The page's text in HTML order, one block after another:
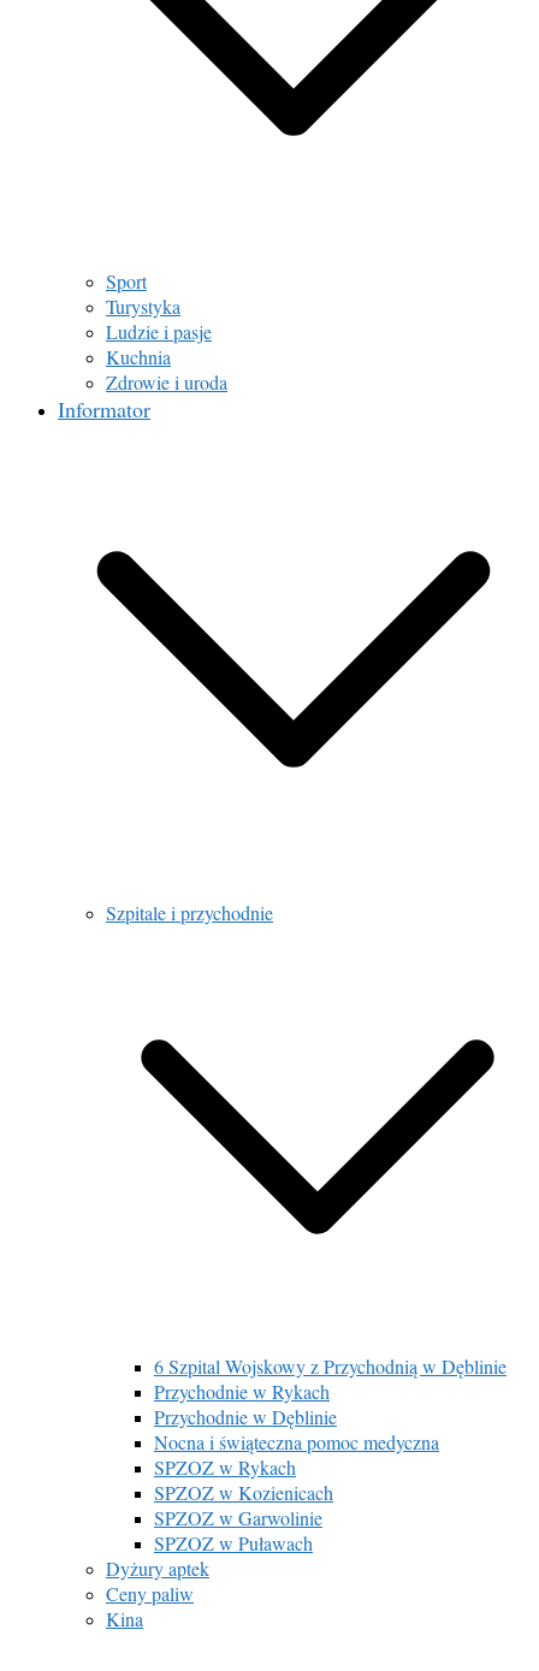
Sport
Turystyka
Ludzie i pasje
Kuchnia
Zdrowie i uroda
Informator
Szpitale i przychodnie
6 Szpital Wojskowy z Przychodnią w Dęblinie
Przychodnie w Rykach
Przychodnie w Dęblinie
Nocna i świąteczna pomoc medyczna
SPZOZ w Rykach
SPZOZ w Kozienicach
SPZOZ w Garwolinie
SPZOZ w Puławach
Dyżury aptek
Ceny paliw
Kina